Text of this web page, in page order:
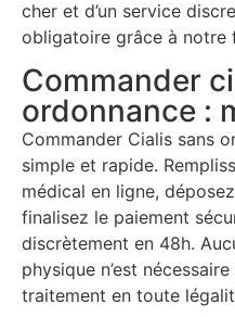
cher et d’un service
obligatoire grâce à notre
Commander
ordonnance :
Commander Cialis sans
simple et rapide.
médical en ligne,
finalisez le paiement
discrètement en 48h.
physique n’est
traitement en toute